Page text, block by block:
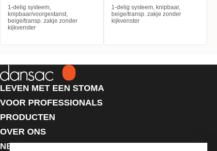
1-delig systeem,
knipbaar/voorgestanst,
beige/transp. zakje zonder
kijkvenster
1-delig systeem, knipbaar,
beige/transp. zakje zonder
kijkvenster
LEVEN MET EEN STOMA
VOOR PROFESSIONALS
PRODUCTEN
OVER ONS
NEEM CONTACT MET ONS OP